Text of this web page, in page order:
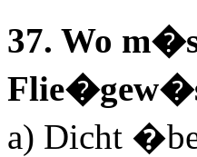
37. Wo
a) Dicht